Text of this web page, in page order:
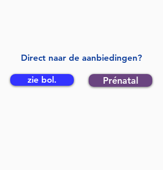
Direct naar de aanbiedingen?
zie bol. Prénatal